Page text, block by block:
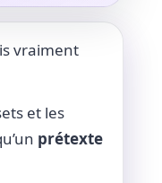
vraiment
et les
prétexte